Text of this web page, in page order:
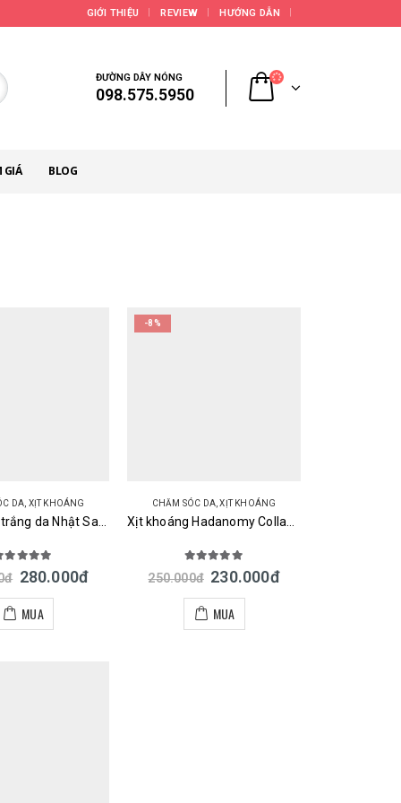
GIỚI THIỆU REVIEW HƯỚNG DẪN
ĐƯỜNG DÂY NÓNG
098.575.5950
GIÁ BLOG
DA XỊT KHOÁNG
out of 5
đ 280.000đ
MUA
-8%
CHĂM SÓC DA ,XỊT KHOÁNG
out of 5
250.000đ 230.000đ
MUA